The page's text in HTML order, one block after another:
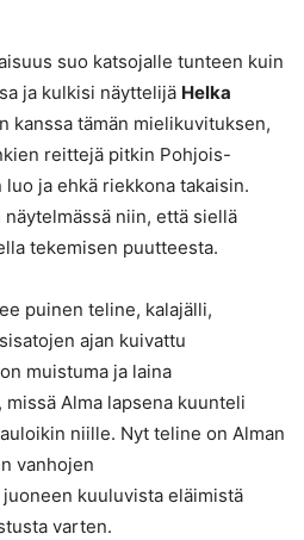
suo katsojalle tunteen kuin
ja kulkisi näyttelijä Helka
kanssa tämän mielikuvituksen,
reittejä pitkin Pohjois-
ja ehkä riekkona takaisin.
niin, että siellä
tekemisen puutteesta.
puinen teline, kalajälli,
ajan kuivattu
muistuma ja laina
Alma lapsena kuunteli
niille. Nyt teline on Alman
vanhojen
kuuluvista eläimistä
varten.